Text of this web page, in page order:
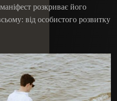
розкриває його
від особистого розвитку